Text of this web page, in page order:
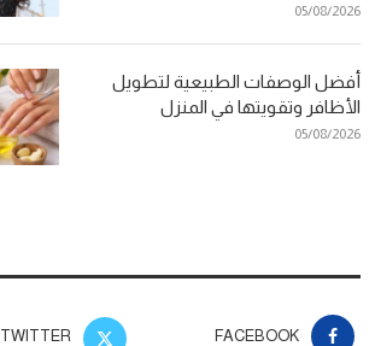
05/08/2026
أفضل الوصفات الطبيعية لتطويل
الأظافر وتقويتها في المنزل
05/08/2026
FACEBOOK
TWITTER